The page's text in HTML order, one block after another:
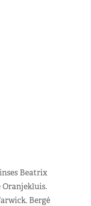
Beatrix
Bergé